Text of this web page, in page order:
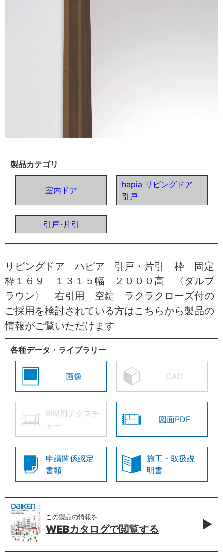
製品カテゴリ
室内ドア
hapia リビングドア
引戸
引戸･片引
リビングドア ハピア 引戸・片引 枠 固定
枠１６９ １３１５幅 ２０００高 〈ダルブ
ラウン〉 右引用 空錠 ラクラクローズ付の
ご採用を検討されている方はこちらから製品の
情報がご覧いただけます
各種データ・ライブラリー
画像 CAD
BIM用テクスチ
ャー
図面PDF
申請関係認定
書類
施工・取扱説
明書
この製品の情報を
WEBカタログで閲覧する